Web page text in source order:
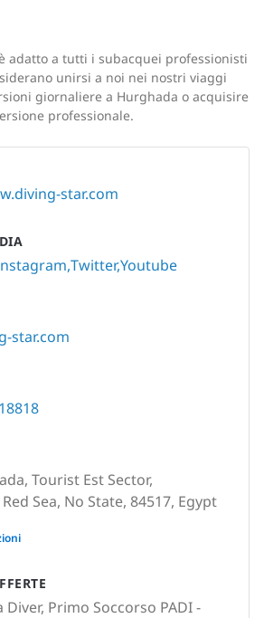
adatto a tutti i subacquei professionisti
unirsi a noi nei nostri viaggi
giornaliere a Hurghada o acquisire
professionale.
Diver, Primo Soccorso PADI -
star.com
TwitterYoutube
star.com
Tourist Est Sector,
Sea, No State, 84517, Egypt